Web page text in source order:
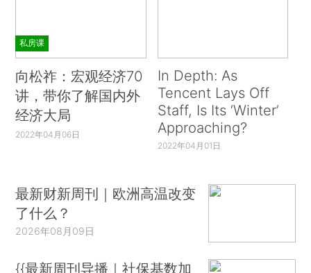
私房课
向松祚：宏观经济70
讲，带你了解国内外
经济大局
2022年04月06日
In Depth: As
Tencent Lays Off
Staff, Is Its ‘Winter’
Approaching?
2022年04月01日
最新财新周刊｜欧洲高温改变
了什么？
2026年08月09日
{{最新周刊导播｜社保基数加